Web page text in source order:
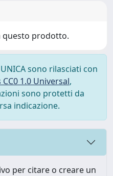
questo prodotto.
sono rilasciati con
1.0 Universal,
sono protetti da
indicazione.
per citare o creare un